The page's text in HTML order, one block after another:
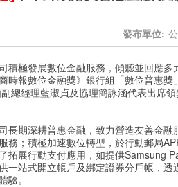
發布單位:
積極發展數位金融服務，傾聽並回應
時報數位金融獎》銀行組「數位普惠
總經理藍淑貞及協理簡詠涵代表出席
長期深耕普惠金融，致力營造友善金
務；積極加速數位轉型，於行動郵局
拓展行動支付應用，如提供Samsung
一站式開立帳戶及綁定證券分戶帳，
驗。